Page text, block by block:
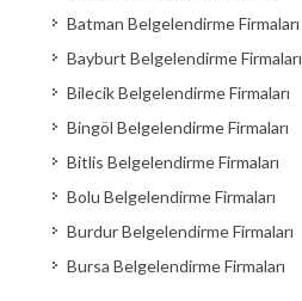
Batman Belgelendirme Firmaları
Bayburt Belgelendirme Firmaları
Bilecik Belgelendirme Firmaları
Bingöl Belgelendirme Firmaları
Bitlis Belgelendirme Firmaları
Bolu Belgelendirme Firmaları
Burdur Belgelendirme Firmaları
Bursa Belgelendirme Firmaları